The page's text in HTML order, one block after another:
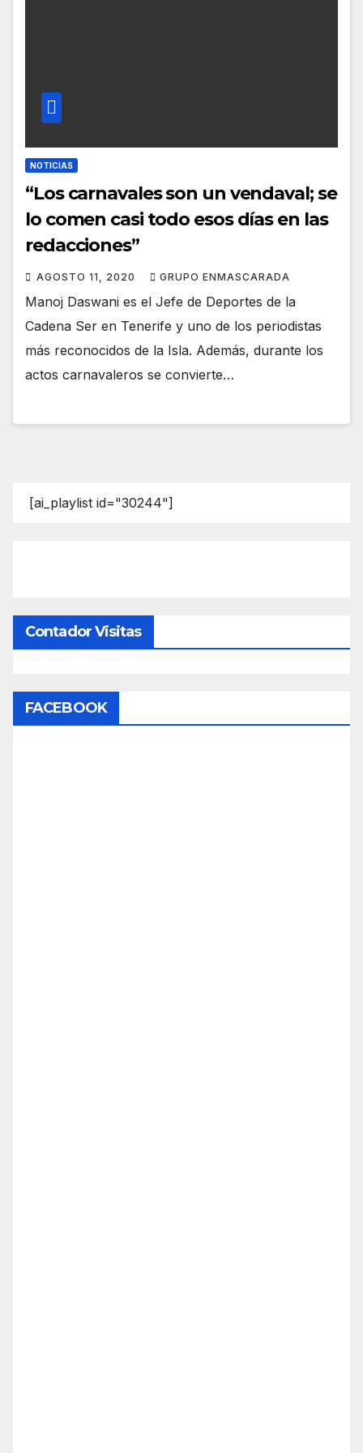
NOTICIAS
“Los carnavales son un vendaval; se
lo comen casi todo esos días en las
redacciones”
AGOSTO 11, 2020 GRUPO ENMASCARADA
Manoj Daswani es el Jefe de Deportes de la
Cadena Ser en Tenerife y uno de los periodistas
más reconocidos de la Isla. Además, durante los
actos carnavaleros se convierte…
[ai_playlist id="30244"]
Contador Visitas
FACEBOOK